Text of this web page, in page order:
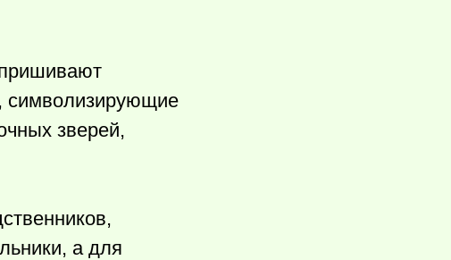
символизирующие
зверей,
а для